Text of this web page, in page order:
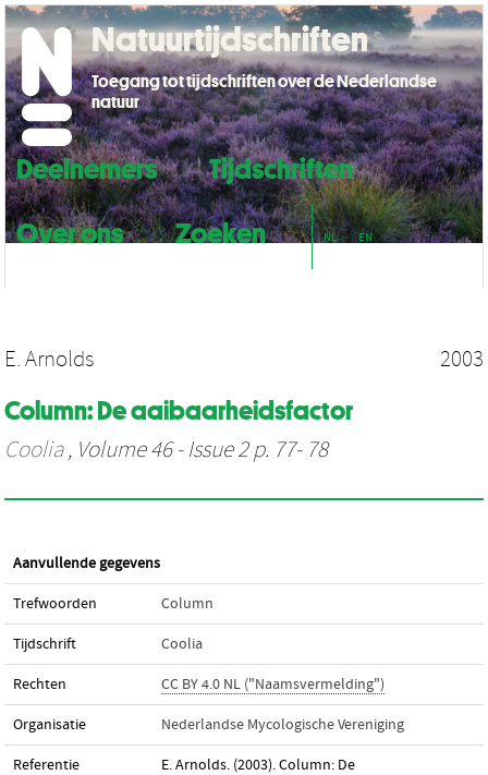
Deelnemers
Tijdschriften
Over ons
Zoeken NL EN
Natuurtijdschriften
Toegang tot tijdschriften over de Nederlandse
natuur
E. Arnolds 2003
Column: De aaibaarheidsfactor
Coolia, Volume 46 - Issue 2 p. 77- 78
Aanvullende gegevens
Trefwoorden Column
Tijdschrift Coolia
Rechten CC BY 4.0 NL ("Naamsvermelding")
Organisatie Nederlandse Mycologische Vereniging
Referentie
E. Arnolds. (2003). Column: De